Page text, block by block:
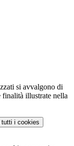
si avvalgono di
finalità illustrate nella
i cookies